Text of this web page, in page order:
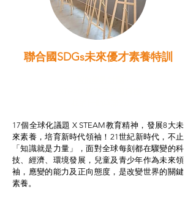
聯合國SDGs未來優才素養特訓
17個全球化議題 X STEAM教育精神，發展8大未
來素養，培育新時代領袖！21世紀新時代，不止
「知識就是力量」，面對全球每刻都在驟變的科
技、經濟、環境發展，兒童及青少年作為未來領
袖，應變的能力及正向態度，是改變世界的關鍵
素養。